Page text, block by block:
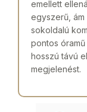
emellett
egyszerű,
sokoldalú
pontos
hosszú távú
megjelenést.